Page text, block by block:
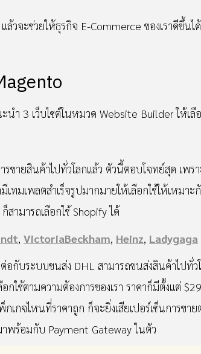
ล้วจะช่วยให้ธุรกิจ E-Commerce ของเราดีขึ้น
นำ 3 เว็บไซต์ในหมวด Website Builder ให้เ
รขายสินค้าไปทั่วโลกแล้ว ตัวนี้ตอบโจทย์สุด เพ
ทมเพลตสำเร็จรูปมากมายให้เลือกใช้ให้เหมา
ามารถเลือกใช้ Shopify ได้
, VictoriaBeckham, Heinz, Ladygaga
กับระบบขนส่ง DHL สามารถขนส่งสินค้าไปทั่
ใช้ตามความต้องการของเรา ราคาก็มีตั้งแต่
กจไหนที่ราคาถูก ก็จะยิ่งเสียเปอร์เซ็นการขา
พร้อมกับ Payment Gateway ในตัว